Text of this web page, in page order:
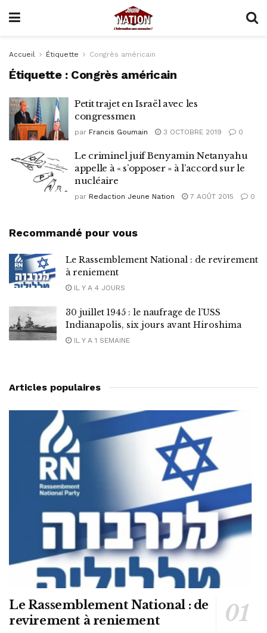
Accueil Étiquette Congrès américain
Étiquette : Congrès américain
Petit trajet en Israël avec les
congressmen
par Francis Goumain 3 OCTOBRE 2019 0
Le criminel juif Benyamin Netanyahu
appelle à « s’opposer » à l’accord sur le
nucléaire
par Redaction Jeune Nation 7 AOÛT 2015 0
Recommandé pour vous
Le Rassemblement National : de revirement
à reniement
IL Y A 4 JOURS
30 juillet 1945 : le naufrage de l’USS
Indianapolis, six jours avant Hiroshima
IL Y A 1 SEMAINE
Articles populaires
Le Rassemblement National : de
revirement à reniement